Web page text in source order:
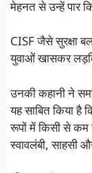
मेहनत से उन्हें पार
CISF जैसे सुरक्षा
युवाओं खासकर
उनकी कहानी ने
यह साबित किया है
रूपों में किसी से कम
स्वावलंबी, साहसी